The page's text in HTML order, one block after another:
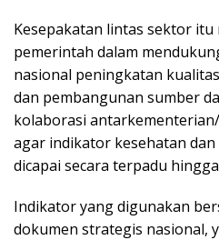
Kesepakatan lintas sektor
pemerintah dalam
nasional peningkatan
dan pembangunan sumber
kolaborasi
agar indikator kesehatan
dicapai secara terpadu
Indikator yang digunakan
dokumen strategis nasional,